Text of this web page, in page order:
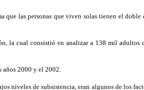
las personas que viven solas tienen el
cual consistió en analizar a 138 mil adultos
2000 y el 2002.
de subsistencia, eran algunos de los